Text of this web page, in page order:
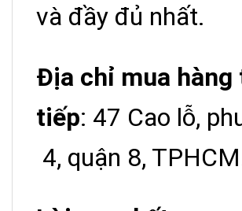
và đầy đủ nhất.
Địa chỉ mua hàng
tiếp: 47 Cao lỗ,
4, quận 8,